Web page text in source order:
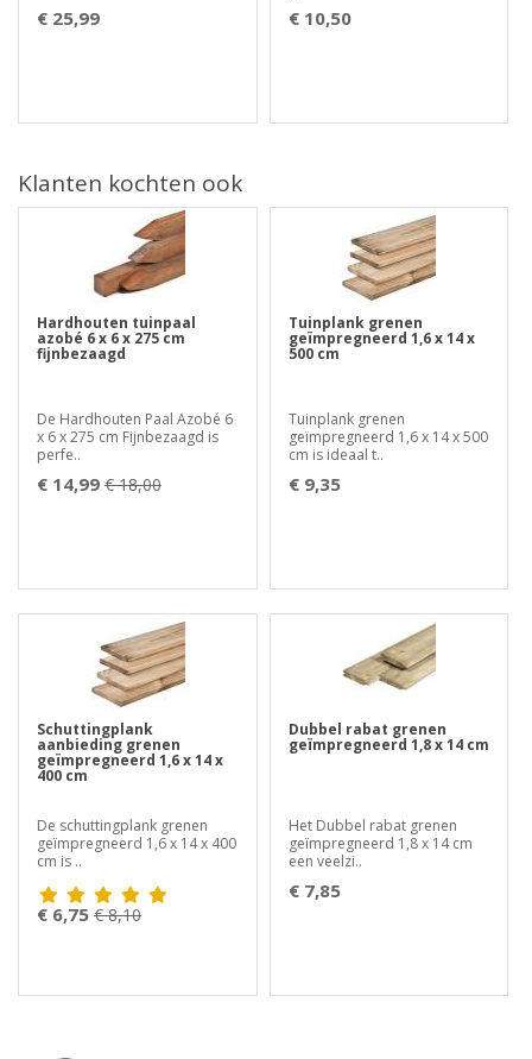
€ 25,99 € 10,50
Klanten kochten ook
Hardhouten tuinpaal
azobé 6 x 6 x 275 cm
fijnbezaagd
De Hardhouten Paal Azobé 6
x 6 x 275 cm Fijnbezaagd is
perfe..
€ 14,99 € 18,00
Tuinplank grenen
geïmpregneerd 1,6 x 14 x
500 cm
Tuinplank grenen
geïmpregneerd 1,6 x 14 x 500
cm is ideaal t..
€ 9,35
Schuttingplank
aanbieding grenen
geïmpregneerd 1,6 x 14 x
400 cm
De schuttingplank grenen
geïmpregneerd 1,6 x 14 x 400
cm is ..
€ 6,75 € 8,10
Dubbel rabat grenen
geïmpregneerd 1,8 x 14 cm
Het Dubbel rabat grenen
geïmpregneerd 1,8 x 14 cm
een veelzi..
€ 7,85